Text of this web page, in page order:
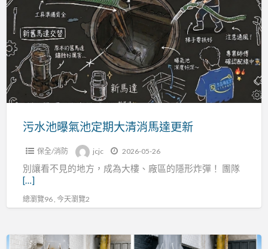
池
曝
氣
池
定
期
大
污水池曝氣池定期大清消馬達更新
保全/消防 jcjc 2026-05-26
別讓看不見的地方，成為大樓、廠區的隱形炸彈！ 團隊
[…]
總瀏覽96 , 今天瀏覽2
給